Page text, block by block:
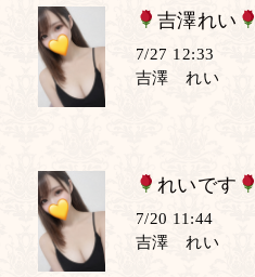
吉澤れい
7/27 12:33
吉澤 れい
れいです
7/20 11:44
吉澤 れい